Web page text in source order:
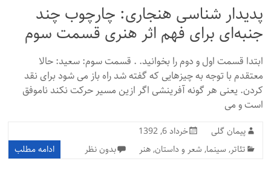
پدیدار شناسی هنجاری: چارچوب چند
جنبه‌ای برای فهم اثر هنری قسمت سوم
ابتدا قسمت اول و دوم را بخوانید. . قسمت سوم: سعید: حالا
معتقدم با توجه به چیزهایی که گفته شد راه باز می شود برای نقد
کردن. یعنی هر گونه آفرینشی اگر ازین مسیر حرکت نکند ناموفق
است و می
پیمان گلی
خرداد 6, 1392
تئاتر, سینما, شعر و داستان,هنر بدون نظر ادامه مطلب